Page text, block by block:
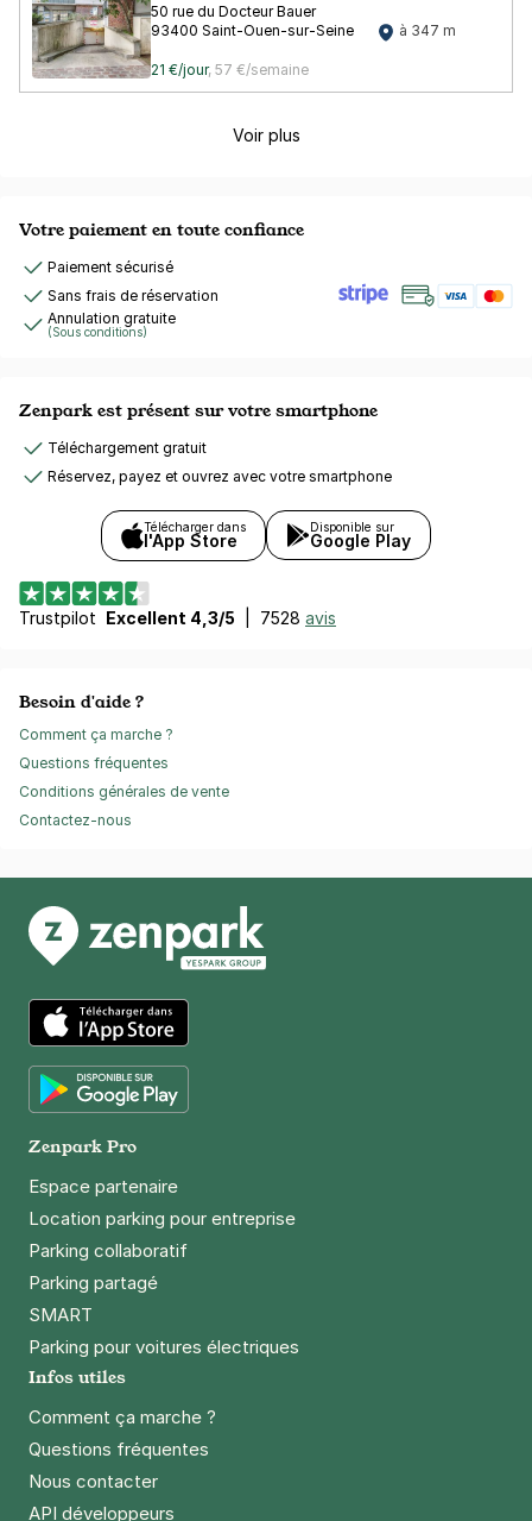
50 rue du Docteur Bauer
93400 Saint-Ouen-sur-Seine
à 347 m
21 €/jour, 57 €/semaine
Voir plus
Votre paiement en toute confiance
Paiement sécurisé
Sans frais de réservation
Annulation gratuite
(Sous conditions)
Zenpark est présent sur votre smartphone
Téléchargement gratuit
Réservez, payez et ouvrez avec votre smartphone
Télécharger dans
l'App Store
Disponible sur
Google Play
Trustpilot Excellent 4,3/5 7528 avis
Besoin d'aide ?
Comment ça marche ?
Questions fréquentes
Conditions générales de vente
Contactez-nous
App Store
Zenpark Pro
Espace partenaire
Location parking pour entreprise
Parking collaboratif
Parking partagé
SMART
Parking pour voitures électriques
Infos utiles
Comment ça marche ?
Questions fréquentes
Nous contacter
API développeurs